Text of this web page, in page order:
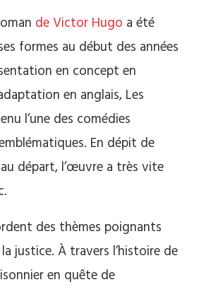
de Victor Hugo a été
formes au début des années
en concept en
en anglais, Les
l’une des comédies
En dépit de
départ, l’œuvre a très vite
des thèmes poignants
justice. À travers l’histoire de
en quête de